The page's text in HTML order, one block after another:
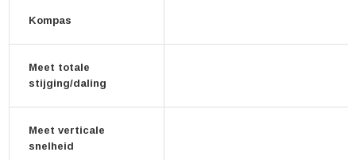
Kompas
Meet totale
stijging/daling
Meet verticale
snelheid